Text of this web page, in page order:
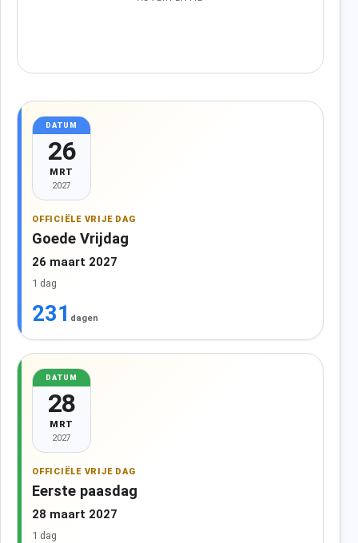
DATUM
26
MRT
2027
OFFICIËLE VRIJE DAG
Goede Vrijdag
26 maart 2027
1 dag
231 dagen
DATUM
28
MRT
2027
OFFICIËLE VRIJE DAG
Eerste paasdag
28 maart 2027
1 dag